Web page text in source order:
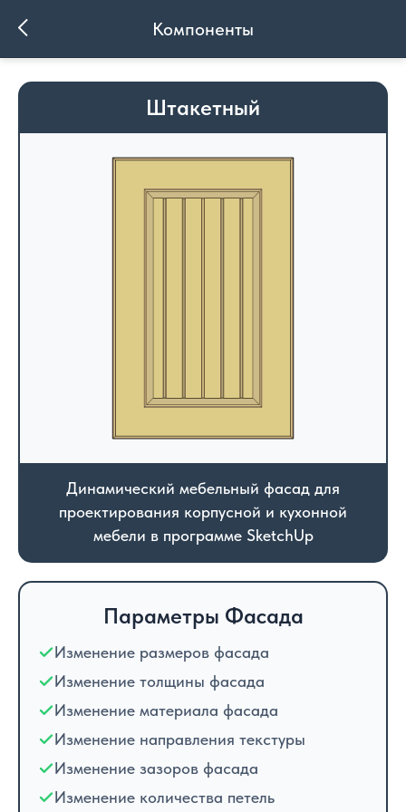
Компоненты
Штакетный
Динамический мебельный фасад для
проектирования корпусной и кухонной
мебели в программе SketchUp
Параметры Фасада
Изменение размеров фасада
Изменение толщины фасада
Изменение материала фасада
Изменение направления текстуры
Изменение зазоров фасада
Изменение количества петель